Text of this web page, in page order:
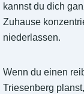
kannst du dich
Zuhause
niederlassen.
Wenn du einen
Triesenberg